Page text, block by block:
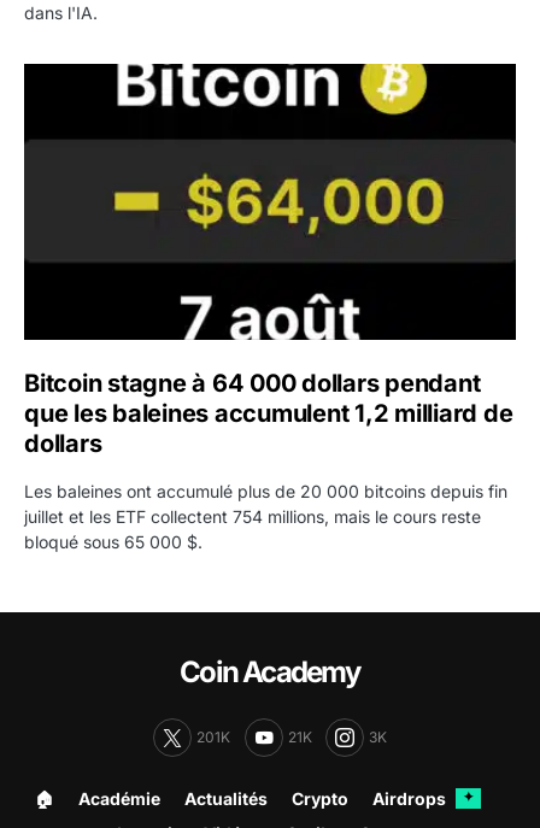
dans l'IA.
Bitcoin stagne à 64 000 dollars pendant que les
Bitcoin stagne à 64 000 dollars pendant
que les baleines accumulent 1,2 milliard de
dollars
Les baleines ont accumulé plus de 20 000 bitcoins depuis fin
juillet et les ETF collectent 754 millions, mais le cours reste
bloqué sous 65 000 $.
Coin Academy
201K 21K 3K
🏠︎ Académie Actualités Crypto Airdrops ✦